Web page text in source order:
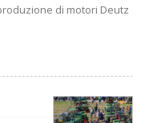
di motori Deutz